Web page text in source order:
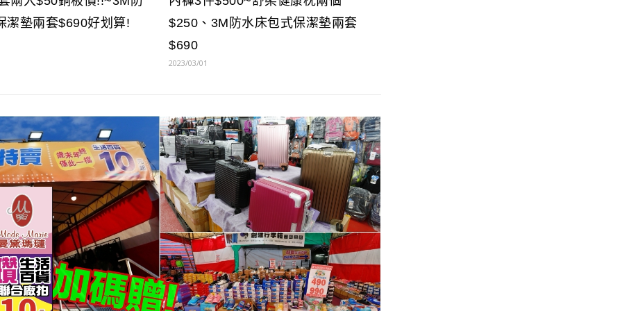
潔墊兩套$690好划算!
$250、3M防水床包式保潔墊兩套
$690
2023/03/01